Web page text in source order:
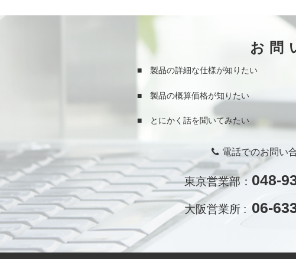
お問
■ 製品の詳細な仕様が知りたい
■ 製品の概算価格が知りたい
■ とにかく話を聞いてみたい
電話でのお問い
東京営業部： 048-
大阪営業所 : 06-